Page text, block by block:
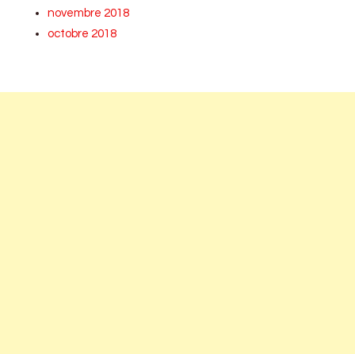
novembre 2018
octobre 2018